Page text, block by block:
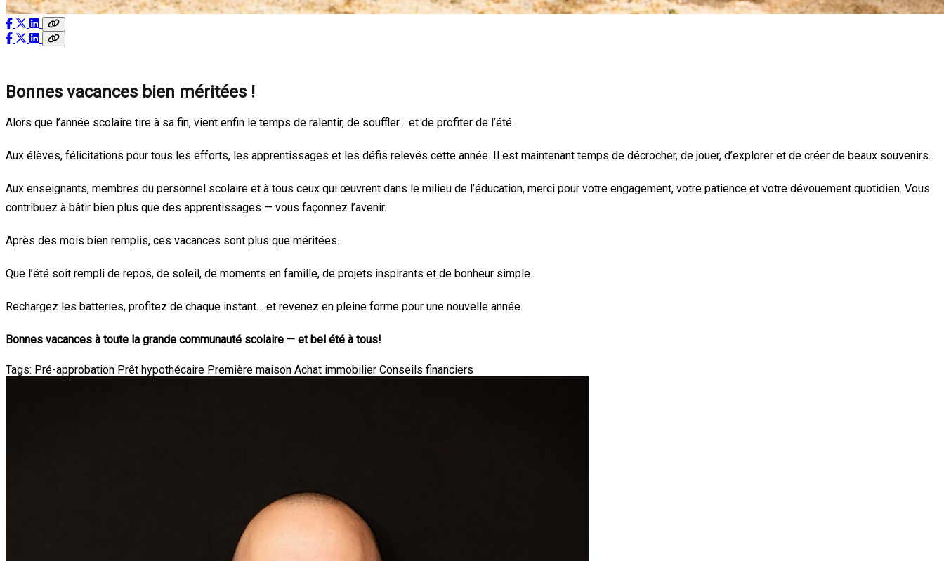
Bonnes vacances bien méritées !
Alors que l’année scolaire tire à sa fin, vient enfin le temps de ralentir, de souffler… et de profiter de l’été.
Aux élèves, félicitations pour tous les efforts, les apprentissages et les défis relevés cette année. Il est maintenant temps de décrocher, de jouer, d’explorer et de créer de beaux souvenirs.
Aux enseignants, membres du personnel scolaire et à tous ceux qui œuvrent dans le milieu de l’éducation, merci pour votre engagement, votre patience et votre dévouement quotidien. Vous
contribuez à bâtir bien plus que des apprentissages — vous façonnez l’avenir.
Après des mois bien remplis, ces vacances sont plus que méritées.
Que l’été soit rempli de repos, de soleil, de moments en famille, de projets inspirants et de bonheur simple.
Rechargez les batteries, profitez de chaque instant… et revenez en pleine forme pour une nouvelle année.
Bonnes vacances à toute la grande communauté scolaire — et bel été à tous!
Tags: Pré-approbation Prêt hypothécaire Première maison Achat immobilier Conseils financiers